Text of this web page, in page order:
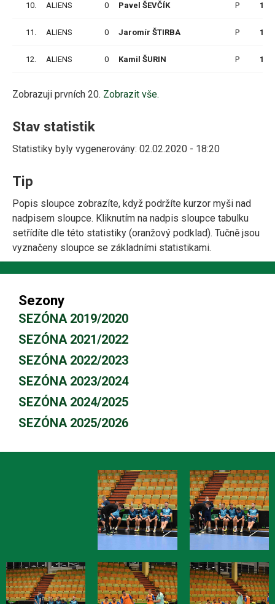
10. ALIENS 0 Pavel ŠEVČÍK P 12
11. ALIENS 0 Jaromír ŠTIRBA P 12
12. ALIENS 0 Kamil ŠURIN P 10
Zobrazuji prvních 20. Zobrazit vše.
Stav statistik
Statistiky byly vygenerovány: 02.02.2020 - 18:20
Tip
Popis sloupce zobrazíte, když podržíte kurzor myši nad
nadpisem sloupce. Kliknutím na nadpis sloupce tabulku
setřídíte dle této statistiky (oranžový podklad). Tučně jsou
vyznačeny sloupce se základními statistikami.
Sezony
SEZÓNA 2019/2020
SEZÓNA 2021/2022
SEZÓNA 2022/2023
SEZÓNA 2023/2024
SEZÓNA 2024/2025
SEZÓNA 2025/2026